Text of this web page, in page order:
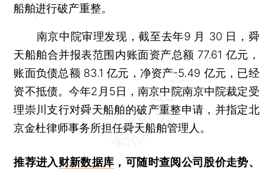
船舶进行破产重整。
南京中院审理发现，截至去年9 月 30 日，舜
天船舶合并报表范围内账面资产总额 77.61 亿元，
账面负债总额 83.1 亿元，净资产-5.49 亿元，已经
资不抵债。今年2月5日，南京中院南京中院裁定受
理崇川支行对舜天船舶的破产重整申请，并指定北
京金杜律师事务所担任舜天船舶管理人。
推荐进入财新数据库 ，可随时查阅公司股价走势、